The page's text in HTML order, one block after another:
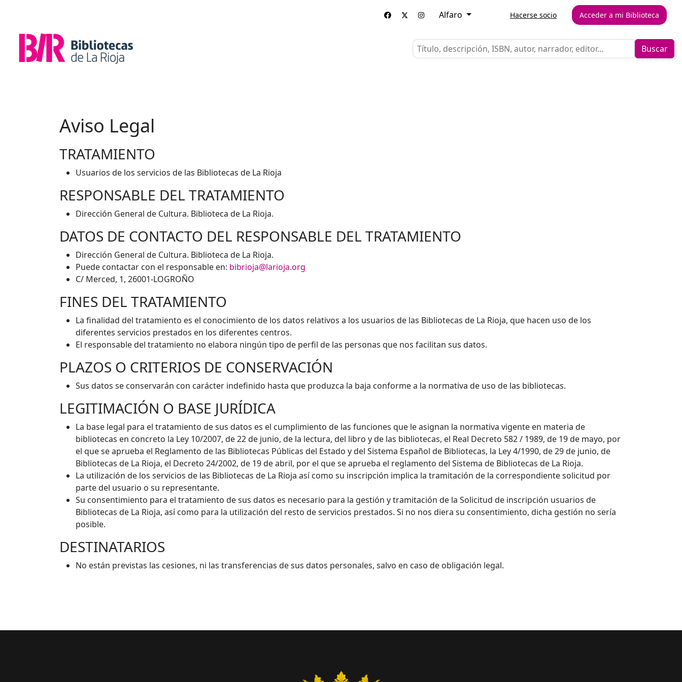
Alfaro Hacerse socio Acceder a mi Biblioteca
Buscar
Aviso Legal
TRATAMIENTO
Usuarios de los servicios de las Bibliotecas de La Rioja
RESPONSABLE DEL TRATAMIENTO
Dirección General de Cultura. Biblioteca de La Rioja.
DATOS DE CONTACTO DEL RESPONSABLE DEL TRATAMIENTO
Dirección General de Cultura. Biblioteca de La Rioja.
Puede contactar con el responsable en: bibrioja@larioja.org
C/ Merced, 1, 26001-LOGROÑO
FINES DEL TRATAMIENTO
La finalidad del tratamiento es el conocimiento de los datos relativos a los usuarios de las Bibliotecas de La Rioja, que hacen uso de los
diferentes servicios prestados en los diferentes centros.
El responsable del tratamiento no elabora ningún tipo de perfil de las personas que nos facilitan sus datos.
PLAZOS O CRITERIOS DE CONSERVACIÓN
Sus datos se conservarán con carácter indefinido hasta que produzca la baja conforme a la normativa de uso de las bibliotecas.
LEGITIMACIÓN O BASE JURÍDICA
La base legal para el tratamiento de sus datos es el cumplimiento de las funciones que le asignan la normativa vigente en materia de
bibliotecas en concreto la Ley 10/2007, de 22 de junio, de la lectura, del libro y de las bibliotecas, el Real Decreto 582 / 1989, de 19 de mayo, por
el que se aprueba el Reglamento de las Bibliotecas Públicas del Estado y del Sistema Español de Bibliotecas, la Ley 4/1990, de 29 de junio, de
Bibliotecas de La Rioja, el Decreto 24/2002, de 19 de abril, por el que se aprueba el reglamento del Sistema de Bibliotecas de La Rioja.
La utilización de los servicios de las Bibliotecas de La Rioja así como su inscripción implica la tramitación de la correspondiente solicitud por
parte del usuario o su representante.
Su consentimiento para el tratamiento de sus datos es necesario para la gestión y tramitación de la Solicitud de inscripción usuarios de
Bibliotecas de La Rioja, así como para la utilización del resto de servicios prestados. Si no nos diera su consentimiento, dicha gestión no sería
posible.
DESTINATARIOS
No están previstas las cesiones, ni las transferencias de sus datos personales, salvo en caso de obligación legal.